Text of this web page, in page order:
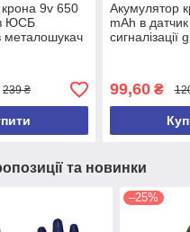
9v 650
ЮСБ
металошукач
239 ₴
Акумулятор
mAh в
сигналізації
99,60₴
та новинки
–25%